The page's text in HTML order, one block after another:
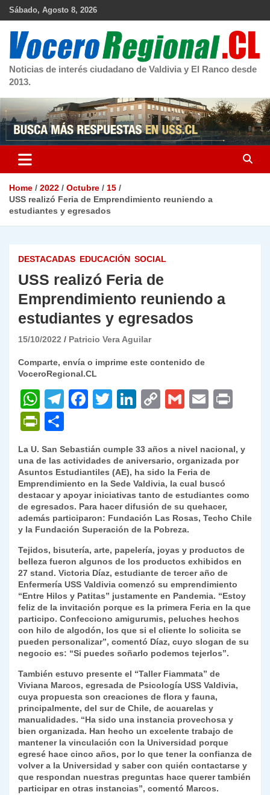
Skip
Sábado, Agosto 8, 2026
Noticias de interés ciudadano de Valdivia y El Ranco desde
2013.
Home 2022 Octubre
15
USS realizó Feria de Emprendimiento reuniendo a
estudiantes y egresados
DESTACADAS EDUCACIÓN SOCIAL
USS realizó Feria de
Emprendimiento reuniendo a
estudiantes y egresados
15/10/2022 Patricio Vera Aguilar
Comparte, envía o imprime este contenido de
VoceroRegional.CL
W
h
at
s
A
p
p
T
gr
a
m
F
e
b
o
o
k
T
er
Li
e
dI
n
C
y
Li
n
k
G
l
E
l
P
ri
nt
Fr
ie
n
dl
y
o
m
p
ar
tir
La U. San Sebastián cumple 33 años a nivel nacional, y
una de las actividades de aniversario, organizada por
Asuntos Estudiantiles (AE), ha sido la Feria de
Emprendimiento en la Sede Valdivia, la cual buscó
destacar y apoyar iniciativas tanto de estudiantes como
de egresados. Para hacer difusión de su quehacer,
además participaron: Fundación Las Rosas, Techo Chile
y la Fundación Superación de la Pobreza.
Tejidos, bisutería, arte, papelería, joyas y productos de
belleza fueron algunos de los productos exhibidos en
27 stand. Victoria Díaz, estudiante de tercer año de
Enfermería USS Valdivia comenzó su emprendimiento
“Entre Hilos y Patitas” justamente en Pandemia. “Estoy
feliz de la invitación porque es la primera Feria en la que
participo. Confecciono amigurumis, peluches hechos
con hilo de algodón, los que si el cliente lo solicita se
pueden personalizar”, comentó Díaz, cuyo slogan de su
negocio es: “Si puedes soñarlo podemos tejerlos”.
También estuvo presente el “Taller Fiammata” de
Viviana Marcos, egresada de Psicología USS Valdivia,
cuya propuesta son creaciones de flora y fauna,
principalmente, del sur de Chile, de acuarelas y
manualidades. “Ha sido una instancia provechosa y
bien organizada. Han hecho un excelente trabajo de
mantener la vinculación con la Universidad porque
egresé hace cinco años, por lo que tener la confianza de
volver a la Universidad y saber con quién contactarse y
que respondan nuestras preguntas hace querer también
participar en otras instancias”, comentó Marcos.